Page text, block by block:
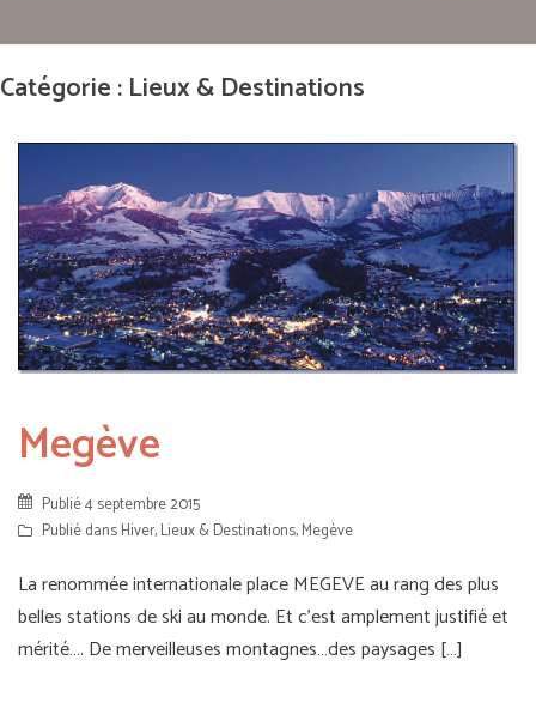
Catégorie : Lieux & Destinations
Megève
Publié4 septembre 2015
Publié dansHiver,Lieux & Destinations,Megève
La renommée internationale place MEGEVE au rang des plus
belles stations de ski au monde. Et c’est amplement justifié et
mérité…. De merveilleuses montagnes…des paysages […]